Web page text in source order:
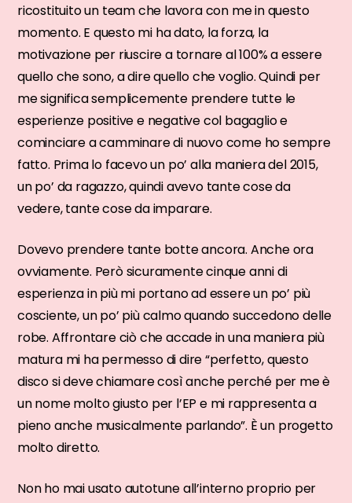
ricostituito un team che lavora con me in questo
momento. E questo mi ha dato, la forza, la
motivazione per riuscire a tornare al 100% a essere
quello che sono, a dire quello che voglio. Quindi per
me significa semplicemente prendere tutte le
esperienze positive e negative col bagaglio e
cominciare a camminare di nuovo come ho sempre
fatto. Prima lo facevo un po’ alla maniera del 2015,
un po’ da ragazzo, quindi avevo tante cose da
vedere, tante cose da imparare.
Dovevo prendere tante botte ancora. Anche ora
ovviamente. Però sicuramente cinque anni di
esperienza in più mi portano ad essere un po’ più
cosciente, un po’ più calmo quando succedono delle
robe. Affrontare ciò che accade in una maniera più
matura mi ha permesso di dire “perfetto, questo
disco si deve chiamare così anche perché per me è
un nome molto giusto per l’EP e mi rappresenta a
pieno anche musicalmente parlando”. È un progetto
molto diretto.
Non ho mai usato autotune all’interno proprio per